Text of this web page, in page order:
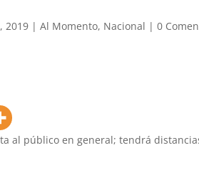
2019 |Al Momento, Nacional |0
al público en general; tendrá